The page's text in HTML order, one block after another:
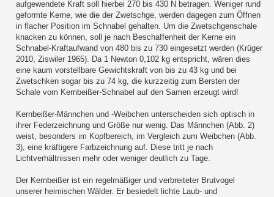
aufgewendete Kraft soll hierbei 270 bis 430 N betragen. Weniger rund
geformte Kerne, wie die der Zwetschge, werden dagegen zum Öffnen
in flacher Position im Schnabel gehalten. Um die Zwetschgenschale
knacken zu können, soll je nach Beschaffenheit der Kerne ein
Schnabel-Kraftaufwand von 480 bis zu 730 eingesetzt werden (Krüger
2010, Ziswiler 1965). Da 1 Newton 0,102 kg entspricht, wären dies
eine kaum vorstellbare Gewichtskraft von bis zu 43 kg und bei
Zwetschken sogar bis zu 74 kg, die kurzzeitig zum Bersten der
Schale vom Kernbeißer-Schnabel auf den Samen erzeugt wird!
Kernbeißer-Männchen und -Weibchen unterscheiden sich optisch in
ihrer Federzeichnung und Größe nur wenig. Das Männchen (Abb. 2)
weist, besonders im Kopfbereich, im Vergleich zum Weibchen (Abb.
3), eine kräftigere Farbzeichnung auf. Diese tritt je nach
Lichtverhältnissen mehr oder weniger deutlich zu Tage.
Der Kernbeißer ist ein regelmäßiger und verbreiteter Brutvogel
unserer heimischen Wälder. Er besiedelt lichte Laub- und